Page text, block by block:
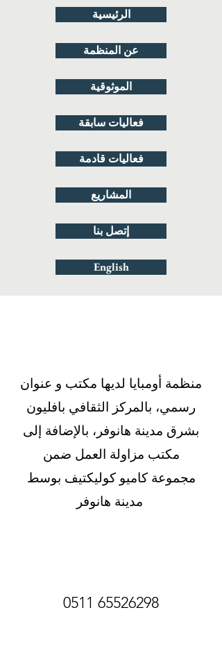
الرئيسية
عن المنظمة
الموثوقية
فعاليات سابقة
فعاليات قادمة
المشاريع
إتصل بنا
English
منظمة أومبايا لديها مكتب و عنوان
رسمي، بالمركز الثقافي بافليون
بشرق مدينة هانوفر، بالإضافة إلى
مكتب مزاولة العمل ضمن
مجموعة كاميو كوليكتيف بوسط
0511 65526298